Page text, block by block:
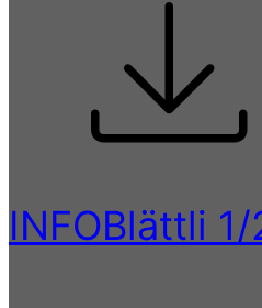
INFOBlättli